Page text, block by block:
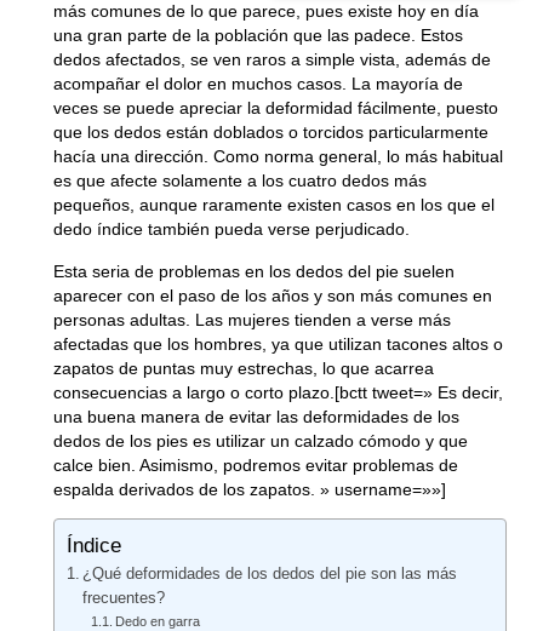
más comunes de lo que parece, pues existe hoy en día
una gran parte de la población que las padece. Estos
dedos afectados, se ven raros a simple vista, además de
acompañar el dolor en muchos casos. La mayoría de
veces se puede apreciar la deformidad fácilmente, puesto
que los dedos están doblados o torcidosparticularmente
hacía una dirección. Como norma general, lo más habitual
es que afecte solamente a los cuatro dedos más
pequeños, aunque raramente existen casos en los que el
dedo índice también pueda verse perjudicado.
Esta seria de problemas en los dedos del pie suelen
aparecer con el paso de los años y son más comunes en
personas adultas. Las mujeres tienden a verse más
afectadas que los hombres, ya que utilizan tacones altos o
zapatos de puntas muy estrechas, lo que acarrea
consecuencias a largo o corto plazo.[bctt tweet=» Es decir,
una buena manera de evitar las deformidades de los
dedos de los pies es utilizar un calzado cómodo y que
calce bien. Asimismo, podremos evitar problemas de
espalda derivados de los zapatos. » username=»»]
Índice
¿Qué deformidades de los dedos del pie son las más
frecuentes?
Dedo en garra